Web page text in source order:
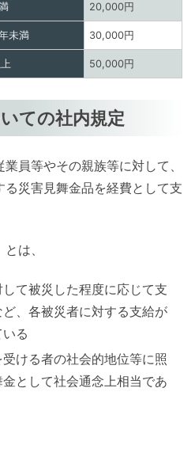
20,000円
未満 30,000円
50,000円
ての社内規定
員等やその親族等に対して、
災害見舞金品を経費として支
は、
て被災した程度に応じて支
、各被災者に対する支給が
る
ける者の社会的地位等に照
として社会通念上相当であ